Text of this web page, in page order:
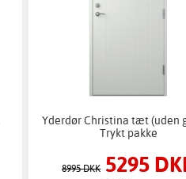
Yderdør Christina tæt (uden
Trykt pakke
8995 DKK 5295